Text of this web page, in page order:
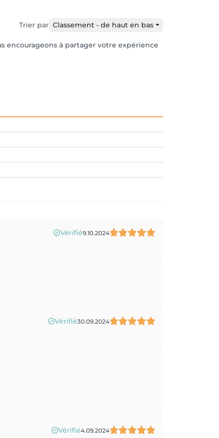
Trier par Classement - de haut en bas
encourageons à partager votre expérience
Vérifié9.10.2024
Vérifié30.09.2024
Vérifié4.09.2024